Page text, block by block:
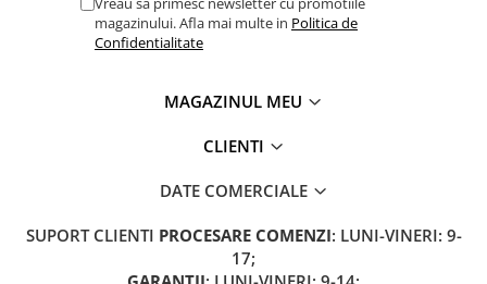
Toate accesoriile la Triciclete
Essential, M365, 1S
PRO / PRO2
Piese Xiaomi Scooter 5
Piese Xiaomi Scooter 5 PLUS
Piese Xiaomi Scooter 5 PRO
Piese Xiaomi Scooter 6 PRO
Piese Xiaomi Scooter 6 MAX
magazinului. Afla mai multe in Politica de
Confidentialitate
MAGAZINUL MEU
CLIENTI
DATE COMERCIALE
SUPORT CLIENTI PROCESARE COMENZI: LUNI-VINERI: 9-
17;